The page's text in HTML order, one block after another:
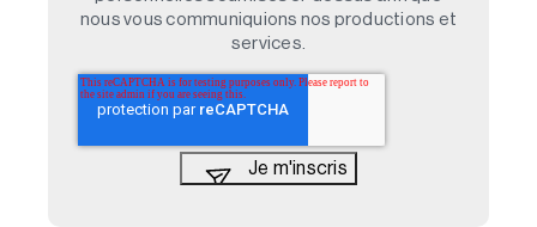
nous vous communiquions nos productions et
services.